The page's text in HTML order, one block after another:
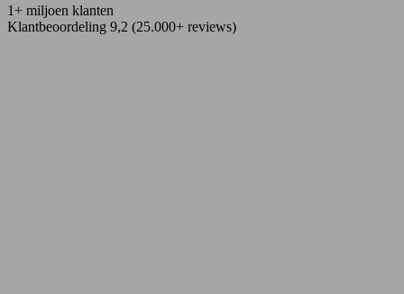
1+ miljoen klanten
Klantbeoordeling 9,2 (25.000+ reviews)